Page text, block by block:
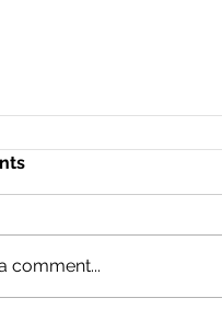
2021
comment...